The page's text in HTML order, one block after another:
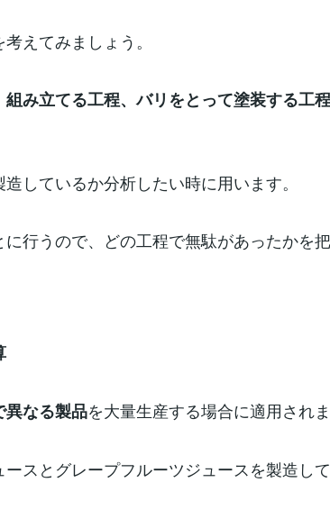
えてみましょう。
み立てる工程、バリをとって塗装する工程
しているか分析したい時に用います。
行うので、どの工程で無駄があったかを
異なる製品を大量生産する場合に適用されま
スとグレープフルーツジュースを製造し